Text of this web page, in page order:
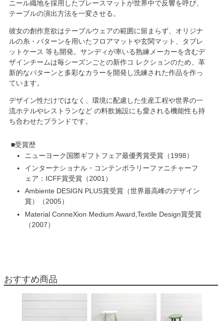
ニール織地を採用 したプレースマットが世界中で反響を呼び、
テーブルの演出方法を一変させる。
彼女の創作意欲はテーブルウェアの範囲に留まらず、オリジナ
ルの糸・パターンを用いたフロアマットや玄関マット、タブレ
ットケース 等も開発。サンディが率いる熟練メーカーを含むデ
ザインチームは毎シーズンごとの新作コ レクションのため、革
新的なパターンと多彩なカラーを開発し洗練された作品を作っ
ています。
デザイン性だけではなく、 環境に配慮した生産工程や世界の一
流ホテルやレストランなど の料飲施設にも愛される機能性も持
ち合わせたブランドです。
受賞歴
ニューヨーク国際ギフトフェア最優秀賞受賞
1998
インターナショナル・コンテンポラリーファニチャーフ
ェア：ICFF賞受賞
2001
Ambiente DESIGN PLUS賞受賞（世界最高峰のデザイン
賞）
2005
Material ConneXion Medium Award,Textile Design賞受賞
2007
おすすめ商品